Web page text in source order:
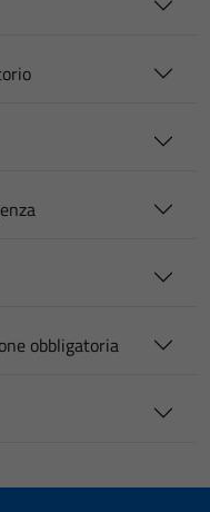
obbligatoria